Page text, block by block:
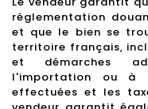
réglementation
et que le bien se
territoire français,
et démarches
l'importation ou à
effectuées et les